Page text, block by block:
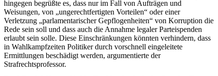
hingegen begrüßte es, dass nur im Fall von Aufträgen und
Weisungen, von „ungerechtfertigten Vorteilen“ oder einer
Verletzung „parlamentarischer Gepflogenheiten“ von Korruption die
Rede sein soll und dass auch die Annahme legaler Parteispenden
erlaubt sein solle. Diese Einschränkungen könnten verhindern, dass
in Wahlkampfzeiten Politiker durch vorschnell eingeleitete
Ermittlungen beschädigt werden, argumentierte der
Strafrechtsprofessor.